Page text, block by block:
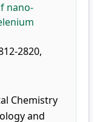
nano-
2820,
Chemistry
and